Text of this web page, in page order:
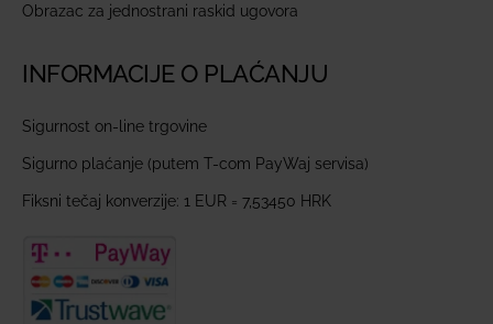
Obrazac za jednostrani raskid ugovora
INFORMACIJE O PLAĆANJU
Sigurnost on-line trgovine
Sigurno plaćanje (putem T-com PayWaj servisa)
Fiksni tečaj konverzije: 1 EUR = 7,53450 HRK